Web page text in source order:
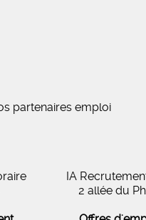
partenaires emploi
IA
2 allée du